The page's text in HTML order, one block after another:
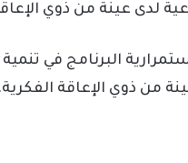
لدى عينة من ذوي
البرنامج في تنمية
من ذوي الإعاقة الفكرية.